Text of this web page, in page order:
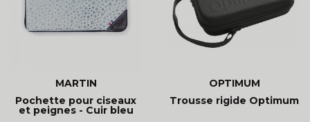
MARTIN
Pochette pour ciseaux
et peignes - Cuir bleu
OPTIMUM
Trousse rigide Optimum